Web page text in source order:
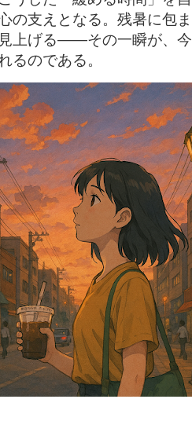
の支えとなる。残暑に包
上げる――その一瞬が、
るのである。